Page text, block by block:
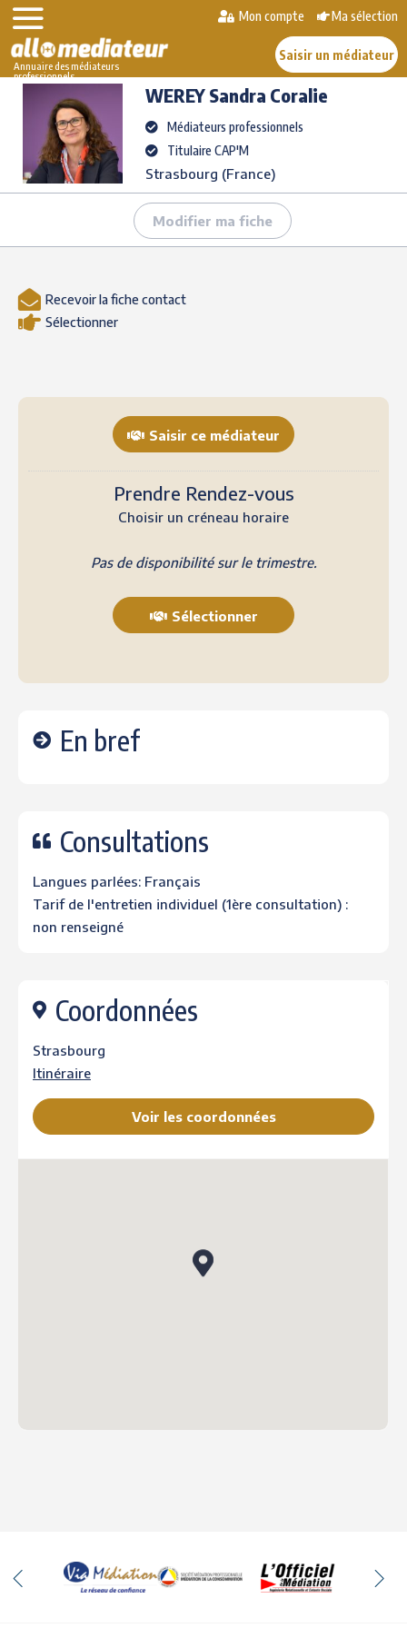
Skip
content
Annuaire des médiateurs
professionnels
Mon compte Ma sélection
Saisir un médiateur
AlloMediateur
Coralie
WEREY Sandra Coralie
Médiateurs professionnels
Titulaire CAP'M
Strasbourg (France)
Modifier ma fiche
Recevoir la fiche contact
Sélectionner
Saisir ce médiateur
Prendre Rendez-vous
Choisir un créneau horaire
Pas de disponibilité sur le trimestre.
Sélectionner
En bref
Consultations
Langues parlées: Français
Tarif de l'entretien individuel (1ère consultation) :
non renseigné
Coordonnées
Strasbourg
Itinéraire
Voir les coordonnées